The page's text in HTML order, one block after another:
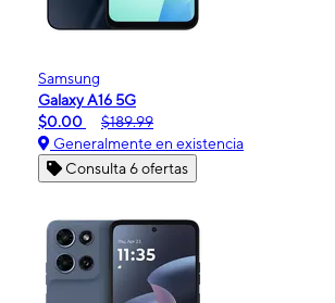
Samsung
Galaxy A16 5G
$0.00
$189.99
Generalmente en existencia
Consulta 6 ofertas